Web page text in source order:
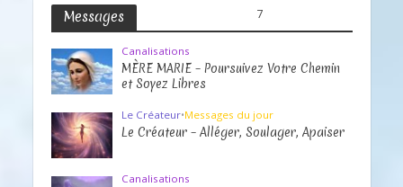
7
Messages
Canalisations
MÈRE MARIE – Poursuivez Votre Chemin
et Soyez Libres
Le Créateur•Messages du jour
Le Créateur – Alléger, Soulager, Apaiser
Canalisations